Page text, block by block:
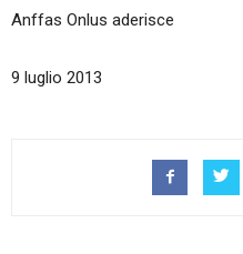
Anffas Onlus aderisce
9 luglio 2013